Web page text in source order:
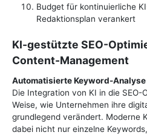
Budget für kontinuierliche
Redaktionsplan verankert
KI-gestützte SEO-
Content-Management
Automatisierte Keyword-
Die Integration von KI in die
Weise, wie Unternehmen ihre
grundlegend verändert. Moderne
dabei nicht nur einzelne